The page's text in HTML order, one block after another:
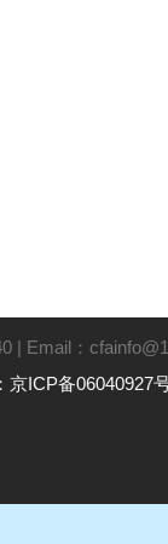
| Email：
京ICP备06040927